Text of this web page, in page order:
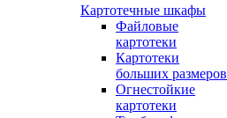
Картотечные шкафы
Файловые
картотеки
Картотеки
больших размеров
Огнестойкие
картотеки